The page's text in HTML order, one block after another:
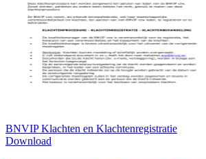
BNVIP Klachten en Klachtenregistratie
Download